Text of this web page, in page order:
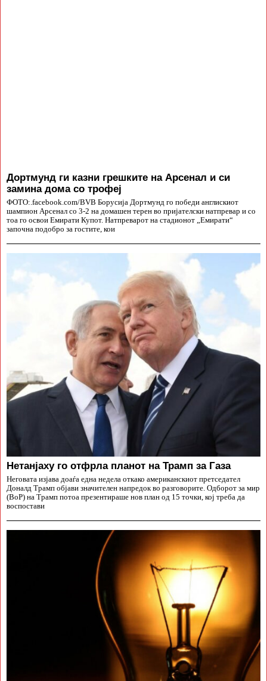
Дортмунд ги казни грешките на Арсенал и си
замина дома со трофеј
ФОТО:.facebook.com/BVB Борусија Дортмунд го победи англискиот
шампион Арсенал со 3-2 на домашен терен во пријателски натпревар и со
тоа го освои Емирати Купот. Натпреварот на стадионот „Емирати“
започна подобро за гостите, кои
Нетанјаху го отфрла планот на Трамп за Газа
Неговата изјава доаѓа една недела откако американскиот претседател
Доналд Трамп објави значителен напредок во разговорите. Одборот за мир
(BoP) на Трамп потоа презентираше нов план од 15 точки, кој треба да
воспостави